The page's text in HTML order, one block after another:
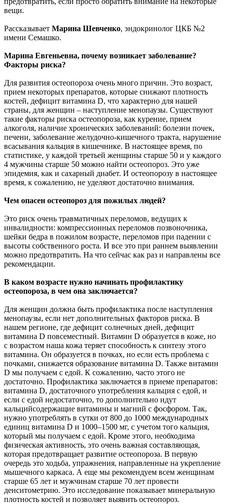
вещи.
Рассказывает Марина Шевченко, эндокринолог ЦКБ №2
имени Семашко.
Марина Евгеньевна, почему возникает заболевание?
Факторы риска?
Для развития остеопороза очень много причин. Это возраст,
прием некоторых препаратов, которые снижают плотность
костей, дефицит витамина D, что характерно для нашей
страны, для женщин – наступление менопаузы. Существуют
такие факторы риска остеопороза, как курение, прием
алкоголя, наличие хронических заболеваний: болезни почек,
печени, заболевание желудочно-кишечного тракта, нарушение
всасывания кальция в кишечнике. В настоящее время, по
статистике, у каждой третьей женщины старше 50 и у каждого
4 мужчины старше 50 можно найти остеопороз. Это уже
эпидемия, как и сахарный диабет. И остеопорозу в настоящее
время, к сожалению, не уделяют достаточно внимания.
Чем опасен остеопороз для пожилых людей?
Это риск очень травматичных переломов, ведущих к
инвалидности: компрессионных переломов позвоночника,
шейки бедра в пожилом возрасте, переломов при падении с
высоты собственного роста. И все это при раннем выявлении
можно предотвратить. На что сейчас как раз и направлены все
рекомендации.
В каком возрасте нужно начинать профилактику
остеопороза, в чем она заключается?
Для женщин должна быть профилактика после наступления
менопаузы, если нет дополнительных факторов риска. В
нашем регионе, где дефицит солнечных дней, дефицит
витамина D повсеместный. Витамин D образуется в коже, но
с возрастом наша кожа теряет способность к синтезу этого
витамина. Он образуется в почках, но если есть проблема с
почками, снижается образование витамина D. Также витамин
D мы получаем с едой. К сожалению, часто этого не
достаточно. Профилактика заключается в приеме препаратов:
витамина D, достаточного употребления кальция с едой, и
если с едой недостаточно, то дополнительно идут
кальцийсодержащие витамины и магний с фосфором. Так,
нужно употреблять в сутки от 800 до 1000 международных
единиц витамина D и 1000–1500 мг, с учетом того кальция,
который мы получаем с едой. Кроме этого, необходима
физическая активность, это очень важная составляющая,
которая предотвращает развитие остеопороза. В первую
очередь это ходьба, упражнения, направленные на укрепление
мышечного каркаса. А еще мы рекомендуем всем женщинам
старше 65 лет и мужчинам старше 70 лет провести
денситометрию. Это исследование показывает минеральную
плотность костей и позволяет выявить остеопороз.